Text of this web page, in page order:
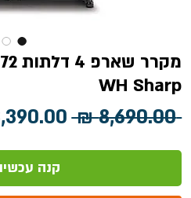
WH Sharp
‏8,690.00 ‏₪
מחיר
רגיל
קנה